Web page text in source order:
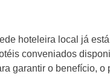
hoteleira local já
conveniados
garantir o benefício,